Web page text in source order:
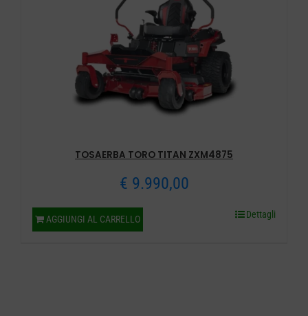
TOSAERBA TORO TITAN ZXM4875
€ 9.990,00
AGGIUNGI AL CARRELLO Dettagli